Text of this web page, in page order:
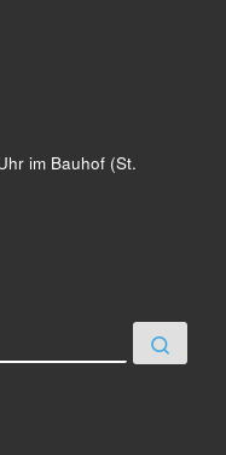
im Bauhof (St.